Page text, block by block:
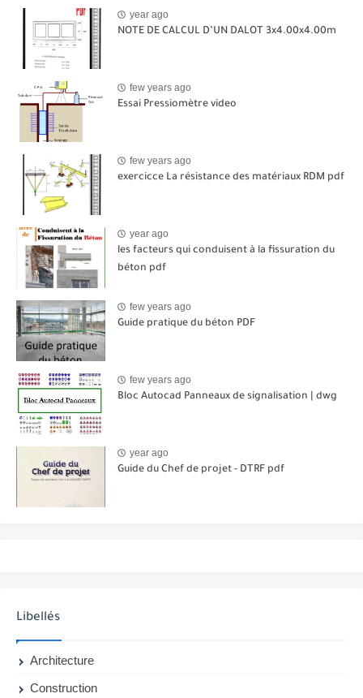
year ago
NOTE DE CALCUL D’UN DALOT 3x4.00x4.00m
few years ago
Essai Pressiomètre video
few years ago
exercicce La résistance des matériaux RDM pdf
year ago
les facteurs qui conduisent à la fissuration du
béton pdf
few years ago
Guide pratique du béton PDF
few years ago
Bloc Autocad Panneaux de signalisation | dwg
year ago
Guide du Chef de projet - DTRF pdf
Libellés
Architecture
Construction